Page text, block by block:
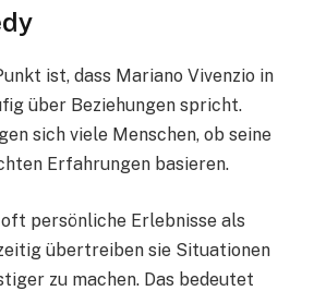
ist, dass Mariano Vivenzio in
über Beziehungen spricht.
sich viele Menschen, ob seine
Erfahrungen basieren.
persönliche Erlebnisse als
übertreiben sie Situationen
zu machen. Das bedeutet